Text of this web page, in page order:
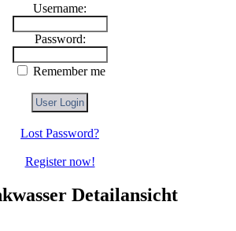
Username:
Password:
Remember me
Lost Password?
Register now!
Detailansicht